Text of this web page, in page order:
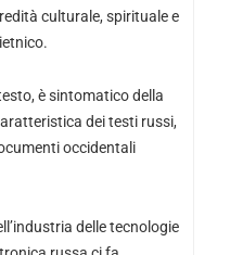
culturale, spirituale e
è sintomatico della
dei testi russi,
occidentali
delle tecnologie